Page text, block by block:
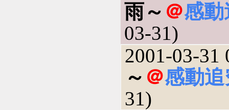
雨～ ＠感動
03-31)
2001-03-31
～ ＠感動
31)